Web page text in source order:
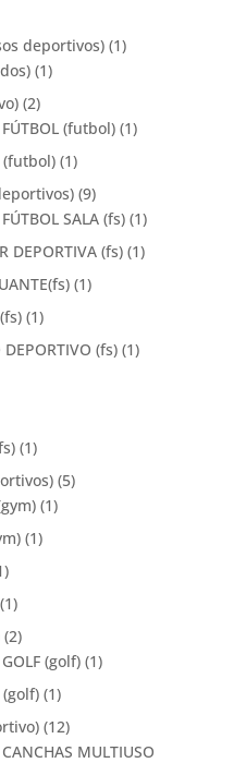
deportivos) (1)
(1)
(2)
FÚTBOL (futbol) (1)
(futbol) (1)
(9)
SALA (fs) (1)
DEPORTIVA (fs) (1)
(1)
(1)
DEPORTIVO (fs) (1)
(1)
(5)
(1)
(1)
(1)
(2)
(golf) (1)
(golf) (1)
(12)
MULTIUSO